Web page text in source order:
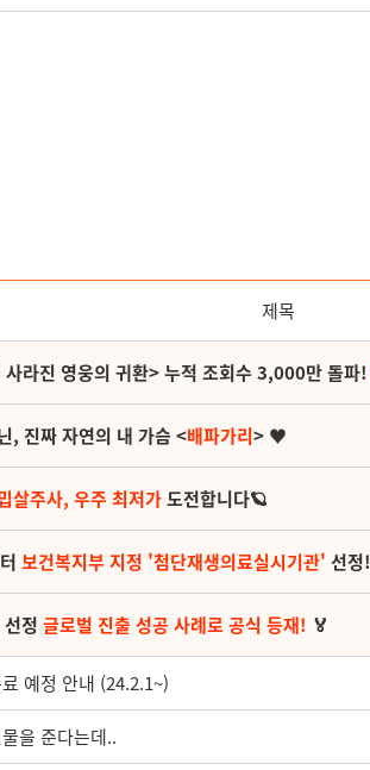
제목
라진 영웅의 귀환> 누적 조회수 3,000만 돌파!
, 진짜 자연의 내 가슴 <배파가리> ♥
살주사, 우주 최저가도전합니다🪐
보건복지부 지정 '첨단재생의료실시기관' 선정!
정 글로벌 진출 성공 사례로 공식 등재! 🏅
예정 안내 (24.2.1~)
을 준다는데..